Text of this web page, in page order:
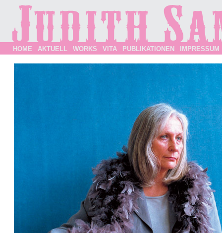
HOME AKTUELL WORKS VITA PUBLIKATIONEN IMPRESSUM